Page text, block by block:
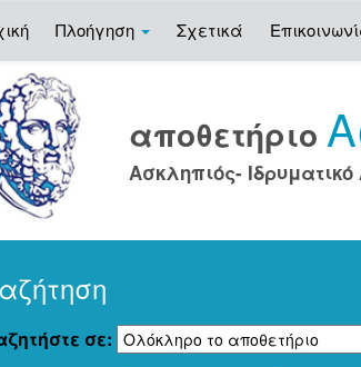
Πλοήγηση Σχετικά
αποθετήριο
Ασκληπιός-
σε: